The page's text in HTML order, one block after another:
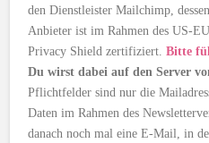
den Dienstleister Mailchimp,
Anbieter ist im Rahmen des US-
Privacy Shield zertifiziert.Bitte
Du wirst dabei auf den Server
Pflichtfelder sind nur die
Daten im Rahmen des
danach noch mal eine E-Mail, in